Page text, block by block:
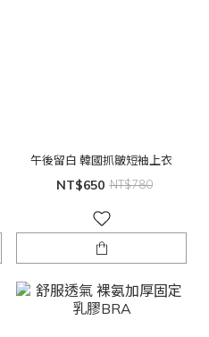
午後留白 韓國抓皺短袖上衣
NT$650 NT$780